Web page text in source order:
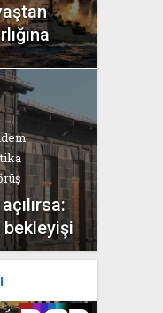
bekleyişi